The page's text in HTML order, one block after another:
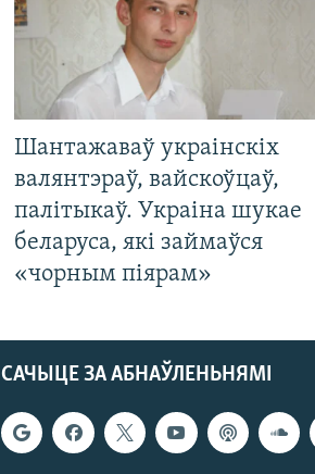
Шантажаваў украінскіх
валянтэраў, вайскоўцаў,
палітыкаў. Украіна шукае
беларуса, які займаўся
«чорным піярам»
САЧЫЦЕ ЗА АБНАЎЛЕНЬНЯМІ